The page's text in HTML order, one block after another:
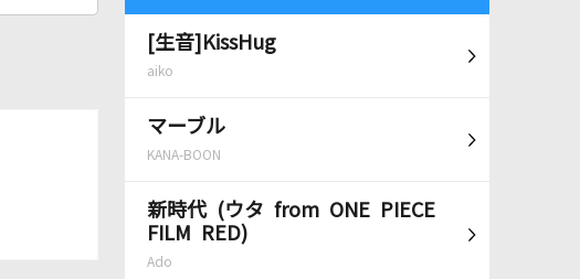
[生音]KissHug
aiko
マーブル
KANA-BOON
新時代 (ウタ from ONE PIECE
FILM RED)
Ado